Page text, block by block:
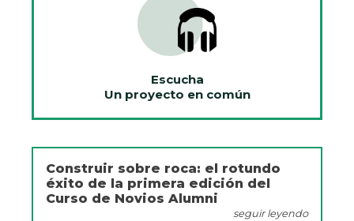
Escucha
Un proyecto en común
Construir sobre roca: el rotundo
éxito de la primera edición del
Curso de Novios Alumni
seguir leyendo